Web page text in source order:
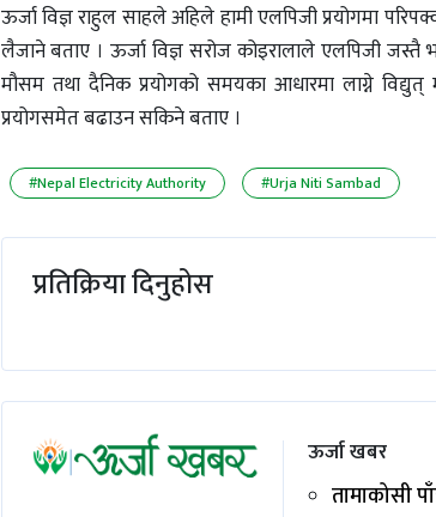
ऊर्जा विज्ञ राहुल साहले अहिले हामी एलपिजी प्रयोगमा
लैजाने बताए । ऊर्जा विज्ञ सरोज कोइरालाले एलपिजी
मौसम तथा दैनिक प्रयोगको समयका आधारमा लाग्ने
प्रयोगसमेत बढाउन सकिने बताए ।
#Nepal Electricity Authority #Urja Niti Sambad
प्रतिक्रिया दिनुहोस
ऊर्जा खबर
तामाकोसी